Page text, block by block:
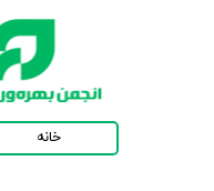
خانه